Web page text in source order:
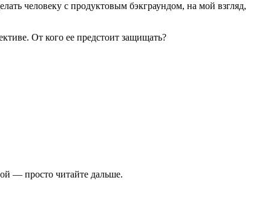
человеку с продуктовым бэкграундом, на мой взгляд,
От кого ее предстоит защищать?
— просто читайте дальше.